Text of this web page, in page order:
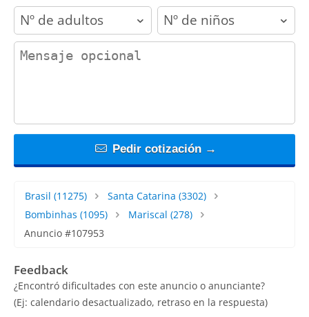
adults children
contact_message
Pedir cotización →
Brasil (11275) Santa Catarina (3302)
Bombinhas (1095) Mariscal (278)
Anuncio #107953
Feedback
¿Encontró dificultades con este anuncio o anunciante?
(Ej: calendario desactualizado, retraso en la respuesta)